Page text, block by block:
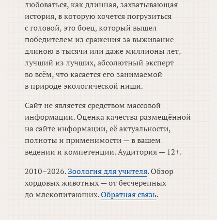
любоваться, как длинная, захватывающая
история, в которую хочется погрузиться
с головой, это боец, который вышел
победителем из сражения за выживание
длиною в тысячи или даже миллионы лет,
лучший из лучших, абсолютный эксперт
во всём, что касается его занимаемой
в природе экологической ниши.
Сайт не является средством массовой
информации. Оценка качества размещённой
на сайте информации, её актуальности,
полноты и применимости — в вашем
ведении и компетенции. Аудитория — 12+.
2010–2026.Зоология для учителя. Обзор
хордовых животных — от бесчерепных
до млекопитающих.Обратная связь.